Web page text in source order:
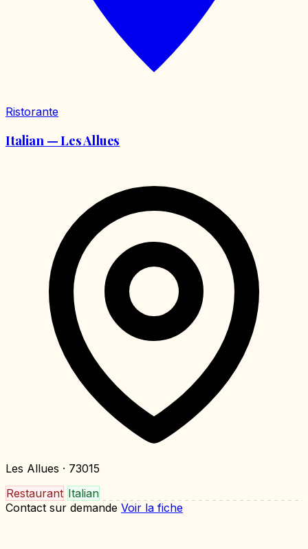
Ristorante
Italian — Les Allues
Les Allues · 73015
Restaurant Italian
Contact sur demande Voir la fiche